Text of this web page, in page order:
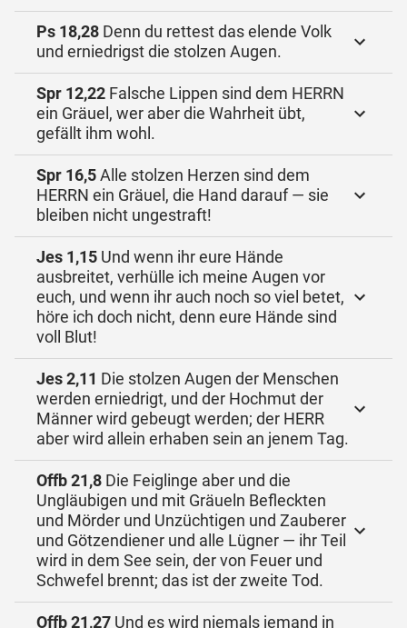
Ps 18,28 Denn du rettest das elende Volk
und erniedrigst die stolzen Augen.
Spr 12,22 Falsche Lippen sind dem HERRN
ein Gräuel, wer aber die Wahrheit übt,
gefällt ihm wohl.
Spr 16,5Alle stolzen Herzen sind dem
HERRN ein Gräuel, die Hand darauf — sie
bleiben nicht ungestraft!
Jes 1,15 Und wenn ihr eure Hände
ausbreitet, verhülle ich meine Augen vor
euch, und wenn ihr auch noch so viel betet,
höre ich doch nicht, denn eure Hände sind
voll Blut!
Jes 2,11 Die stolzen Augen der Menschen
werden erniedrigt, und der Hochmut der
Männer wird gebeugt werden; der HERR
aber wird allein erhaben sein an jenem Tag.
Offb 21,8 Die Feiglinge aber und die
Ungläubigen und mit Gräueln Befleckten
und Mörder und Unzüchtigen und Zauberer
und Götzendiener und alle Lügner — ihr Teil
wird in dem See sein, der von Feuer und
Schwefel brennt; das ist der zweite Tod.
Offb 21,27 Und es wird niemals jemand in